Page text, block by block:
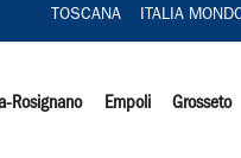
TOSCANA ITALIA
Rosignano Empoli Grosseto